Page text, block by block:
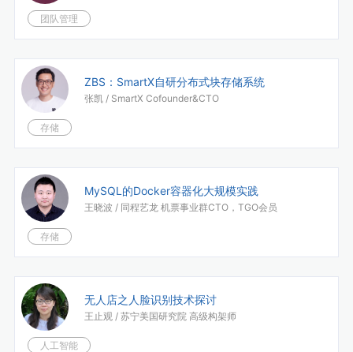
团队管理
ZBS：SmartX自研分布式块存储系统
张凯 / SmartX Cofounder&CTO​​​​​​​​
存储
MySQL的Docker容器化大规模实践
王晓波 / 同程艺龙 机票事业群CTO，TGO会员
存储
无人店之人脸识别技术探讨
王止观 / 苏宁美国研究院 高级构架师
人工智能